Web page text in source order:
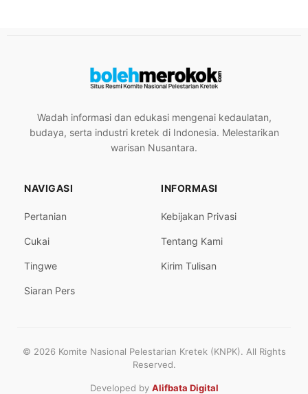
Wadah informasi dan edukasi mengenai kedaulatan,
budaya, serta industri kretek di Indonesia. Melestarikan
warisan Nusantara.
NAVIGASI
Pertanian
Cukai
Tingwe
Siaran Pers
INFORMASI
Kebijakan Privasi
Tentang Kami
Kirim Tulisan
© 2026 Komite Nasional Pelestarian Kretek (KNPK). All Rights
Reserved.
Developed by Alifbata Digital